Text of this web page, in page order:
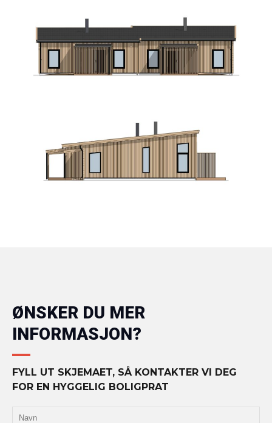
ØNSKER DU MER
INFORMASJON?
FYLL UT SKJEMAET, SÅ KONTAKTER VI DEG
FOR EN HYGGELIG BOLIGPRAT